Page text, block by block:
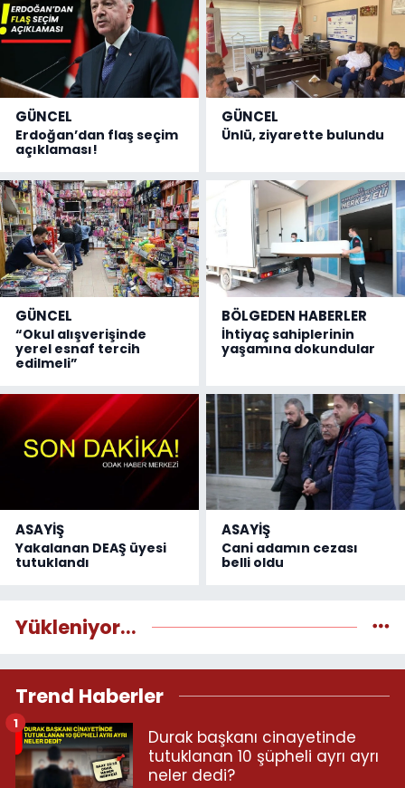
GÜNCEL
Erdoğan’dan flaş seçim
açıklaması!
GÜNCEL
Ünlü, ziyarette bulundu
GÜNCEL
“Okul alışverişinde
yerel esnaf tercih
edilmeli”
BÖLGEDEN HABERLER
İhtiyaç sahiplerinin
yaşamına dokundular
ASAYİŞ
Yakalanan DEAŞ üyesi
tutuklandı
ASAYİŞ
Cani adamın cezası
belli oldu
Yükleniyor...
Trend Haberler
Durak başkanı cinayetinde
tutuklanan 10 şüpheli ayrı ayrı
neler dedi?
1